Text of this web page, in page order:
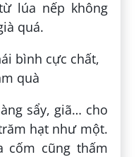
lúa nếp không
quá.
sẩy, giã… cho
hạt như một.
cốm cũng thấm